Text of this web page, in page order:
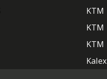
KTM
KTM
KTM